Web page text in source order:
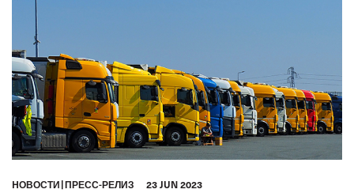
HОВОСТИ ПРЕСС-РЕЛИЗ 23 JUN 2023